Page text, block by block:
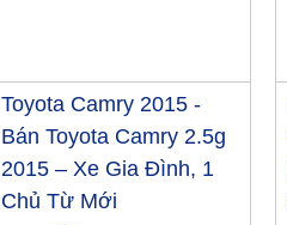
Toyota Camry 2015 -
Bán Toyota Camry 2.5g
2015 – Xe Gia Đình, 1
Chủ Từ Mới